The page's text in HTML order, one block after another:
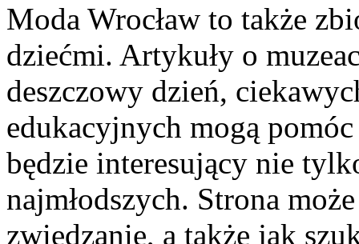
Moda Wrocław to także
dziećmi. Artykuły o
deszczowy dzień,
edukacyjnych mogą
będzie interesujący nie
najmłodszych. Strona
zwiedzanie, a także jak